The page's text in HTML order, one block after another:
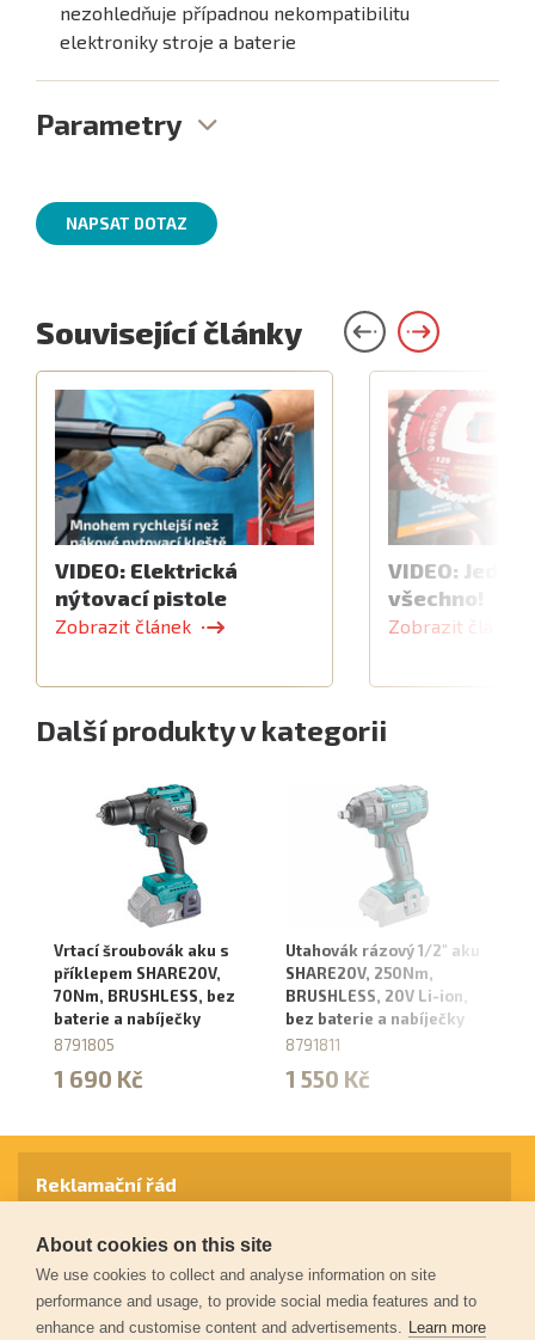
nezohledňuje případnou nekompatibilitu
elektroniky stroje a baterie
Parametry
NAPSAT DOTAZ
Související články
VIDEO: Elektrická
nýtovací pistole
Zobrazit článek
VIDEO:
všechno!
Zobrazit článek
Další produkty v kategorii
Vrtací šroubovák aku s
příklepem SHARE20V,
70Nm, BRUSHLESS, bez
baterie a nabíječky
8791805
1 690 Kč
Utahovák rázový 1/2" aku
SHARE20V, 250Nm,
BRUSHLESS, 20V Li-ion,
bez baterie a nabíječky
8791811
1 550 Kč
Reklamační řád
Záruční podmínky
Ochrana osobních údajů
About cookies on this site
We use cookies to collect and analyse information on site
performance and usage, to provide social media features and to
enhance and customise content and advertisements. Learn more